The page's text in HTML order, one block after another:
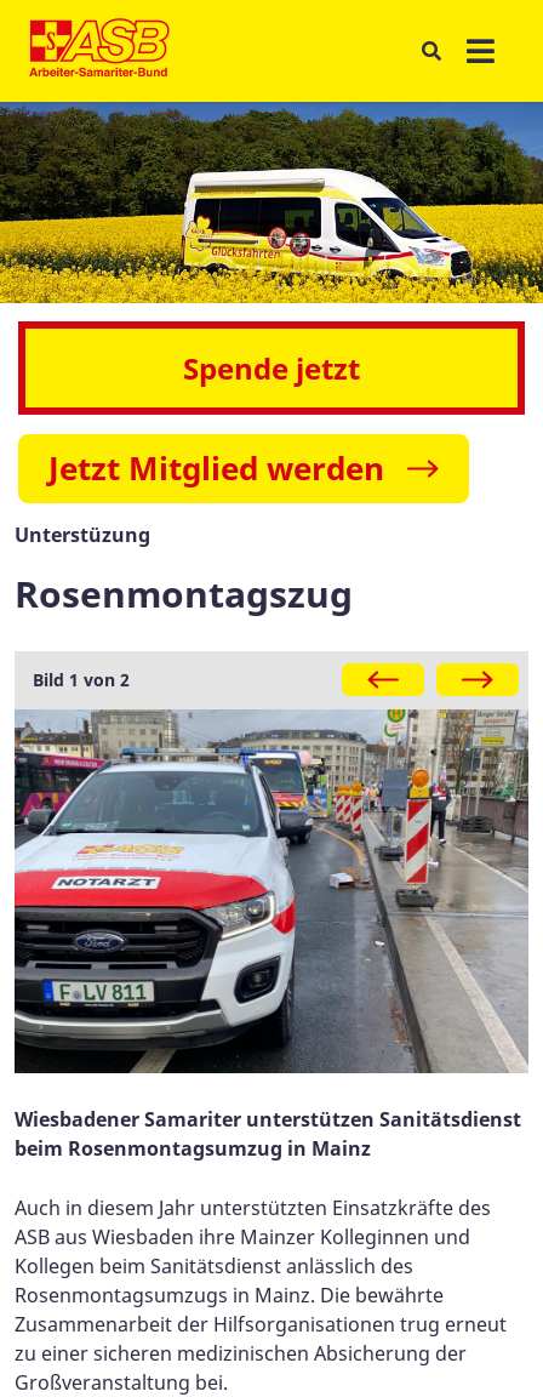
Spende jetzt
Jetzt Mitglied werden
Unterstüzung
Rosenmontagszug
Galerie
Bild 1 von 2
Wiesbadener Samariter unterstützen Sanitätsdienst
beim Rosenmontagsumzug in Mainz
Auch in diesem Jahr unterstützten Einsatzkräfte des
ASB aus Wiesbaden ihre Mainzer Kolleginnen und
Kollegen beim Sanitätsdienst anlässlich des
Rosenmontagsumzugs in Mainz. Die bewährte
Zusammenarbeit der Hilfsorganisationen trug erneut
zu einer sicheren medizinischen Absicherung der
Großveranstaltung bei.